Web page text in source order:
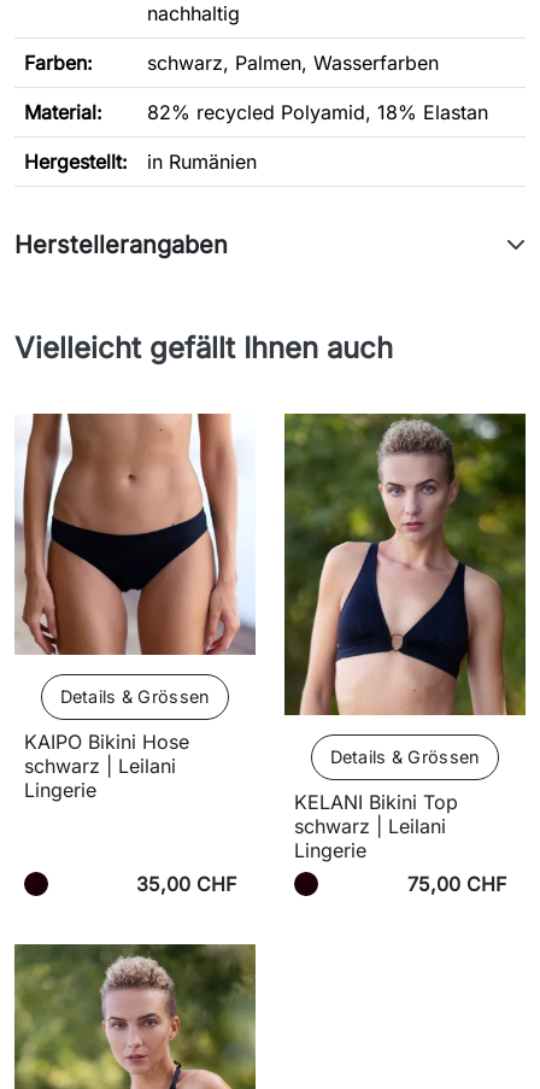
nachhaltig
Farben: schwarz, Palmen, Wasserfarben
Material: 82% recycled Polyamid, 18% Elastan
Hergestellt: in Rumänien
Herstellerangaben
Vielleicht gefällt Ihnen auch
Details & Grössen
KAIPO Bikini Hose
schwarz | Leilani
Lingerie
35,00 CHF
Details & Grössen
KELANI Bikini Top
schwarz | Leilani
Lingerie
75,00 CHF